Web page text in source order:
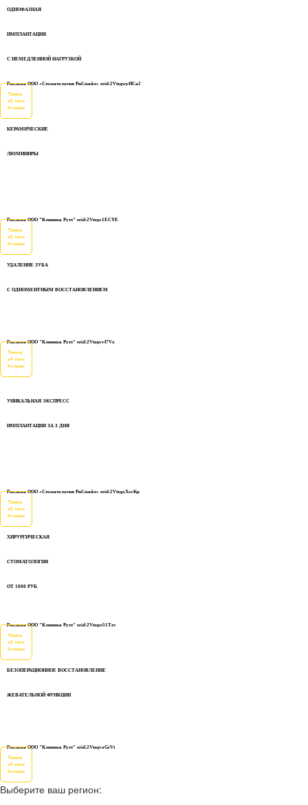
ОДНОФАЗНАЯ
ИМПЛАНТАЦИЯ
С НЕМЕДЛЕННОЙ НАГРУЗКОЙ
Реклама ООО «Стоматология РиСмайл» erid:2VtzqwyHCa2
Узнать
об этом
больше
КЕРАМИЧЕСКИЕ
ЛЮМИНИРЫ
Реклама ООО "Клиника Рутт" erid:2Vtzqv1ECYE
Узнать
об этом
больше
УДАЛЕНИЕ ЗУБА
С ОДНОМЕНТНЫМ ВОССТАНОВЛЕНИЕМ
Реклама ООО "Клиника Рутт" erid:2Vtzqvvf7Vx
Узнать
об этом
больше
УНИКАЛЬНАЯ ЭКСПРЕСС
ИМПЛАНТАЦИЯ ЗА 3 ДНЯ
Реклама ООО «Стоматология РиСмайл» erid:2VtzqxXsvKp
Узнать
об этом
больше
ХИРУРГИЧЕСКАЯ
СТОМАТОЛОГИЯ
ОТ 1000 РУБ.
Реклама ООО "Клиника Рутт" erid:2Vtzqw51Tzv
Узнать
об этом
больше
БЕЗОПЕРАЦИОННОЕ ВОССТАНОВЛЕНИЕ
ЖЕВАТЕЛЬНОЙ ФУНКЦИИ
Реклама ООО "Клиника Рутт" erid:2VtzqvoGrVt
Узнать
об этом
больше
Выберите ваш регион: